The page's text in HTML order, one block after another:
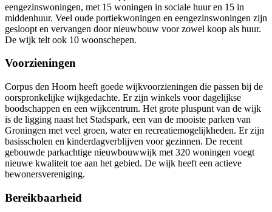
eengezinswoningen, met 15 woningen in sociale huur en 15 in
middenhuur. Veel oude portiekwoningen en eengezinswoningen zijn
gesloopt en vervangen door nieuwbouw voor zowel koop als huur.
De wijk telt ook 10 woonschepen.
Voorzieningen
Corpus den Hoorn heeft goede wijkvoorzieningen die passen bij de
oorspronkelijke wijkgedachte. Er zijn winkels voor dagelijkse
boodschappen en een wijkcentrum. Het grote pluspunt van de wijk
is de ligging naast het Stadspark, een van de mooiste parken van
Groningen met veel groen, water en recreatiemogelijkheden. Er zijn
basisscholen en kinderdagverblijven voor gezinnen. De recent
gebouwde parkachtige nieuwbouwwijk met 320 woningen voegt
nieuwe kwaliteit toe aan het gebied. De wijk heeft een actieve
bewonersvereniging.
Bereikbaarheid